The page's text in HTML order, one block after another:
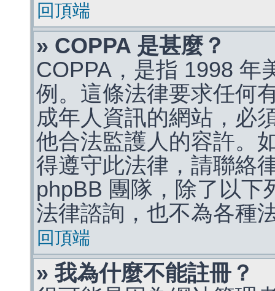
回頂端
» COPPA 是甚麼？
COPPA，是指 1998 年
例。這條法律要求任何
成年人資訊的網站，必
他合法監護人的容許。
得遵守此法律，請聯絡
phpBB 團隊，除了以下
法律諮詢，也不為各種
回頂端
» 我為什麼不能註冊？